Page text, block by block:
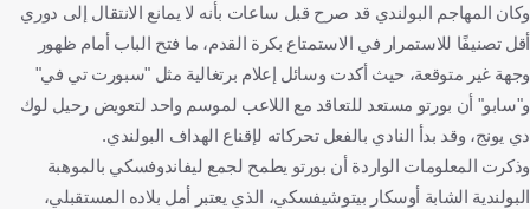
وكان المهاجم البولندي قد صرح قبل ساعات بأنه لا يمانع الانتقال إلى دوري
أقل تصنيفًا للاستمرار في الاستمتاع بكرة القدم، ما فتح الباب أمام ظهور
وجهة غير متوقعة، حيث أكدت وسائل إعلام برتغالية مثل "سبورت تي في"
و"سابو" أن بورتو مستعد للتعاقد مع اللاعب لموسم واحد لتعويض رحيل لوك
دي يونج، وقد بدأ النادي بالفعل تحركاته لإقناع الهداف البولندي.
وذكرت المعلومات الواردة أن بورتو يطمح لجمع ليفاندوفسكي بالموهبة
البولندية الشابة أوسكار بيتوشيفسكي، الذي يعتبر أمل بلاده المستقبلي،